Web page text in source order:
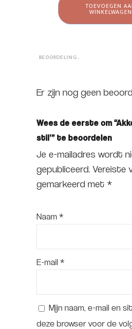
TOEVOEGEN
WINKELWAGEN
BEOORDELINGEN (0)
Er zijn nog geen
Wees de eerste om
stil’” te beoordelen
Je e-mailadres wordt
gepubliceerd. Vereiste
gemarkeerd met *
Naam *
E-mail *
Mijn naam, e-mail en
deze browser voor de